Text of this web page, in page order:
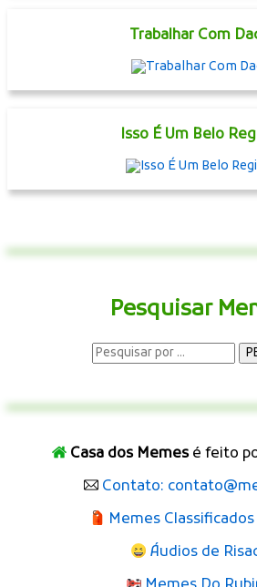
Trabalhar Com
Isso É Um Belo
Pesquisar
Casa dos Memesé feito
Contato:
Memes
Áudios de